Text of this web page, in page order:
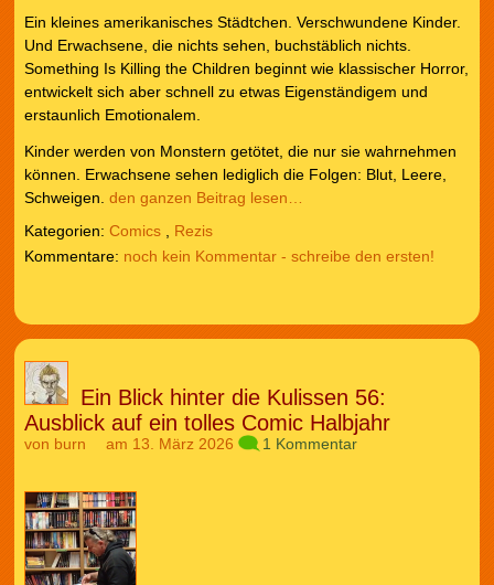
Ein kleines amerikanisches Städtchen. Verschwundene Kinder.
Und Erwachsene, die nichts sehen, buchstäblich nichts.
Something Is Killing the Children beginnt wie klassischer Horror,
entwickelt sich aber schnell zu etwas Eigenständigem und
erstaunlich Emotionalem.
Kinder werden von Monstern getötet, die nur sie wahrnehmen
können. Erwachsene sehen lediglich die Folgen: Blut, Leere,
Schweigen. den ganzen Beitrag lesen…
Kategorien: Comics, Rezis
noch kein Kommentar - schreibe den ersten!
Ein Blick hinter die Kulissen 56:
Ausblick auf ein tolles Comic Halbjahr
von burn am 13. März 2026 1 Kommentar